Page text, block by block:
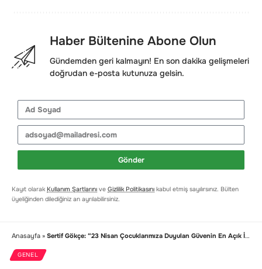
Haber Bültenine Abone Olun
Gündemden geri kalmayın! En son dakika gelişmeleri
doğrudan e-posta kutunuza gelsin.
Gönder
Kayıt olarak Kullanım Şartlarını ve Gizlilik Politikasını kabul etmiş sayılırsınız. Bülten
üyeliğinden dilediğiniz an ayrılabilirsiniz.
Anasayfa » Sertif Gökçe: “23 Nisan Çocuklarımıza Duyulan Güvenin En Açık İfadesidir”
GENEL